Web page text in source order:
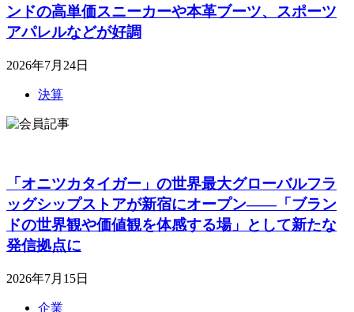
ンドの高単価スニーカーや本革ブーツ、スポーツ
アパレルなどが好調
2026年7月24日
決算
「オニツカタイガー」の世界最大グローバルフラ
ッグシップストアが新宿にオープン――「ブラン
ドの世界観や価値観を体感する場」として新たな
発信拠点に
2026年7月15日
企業